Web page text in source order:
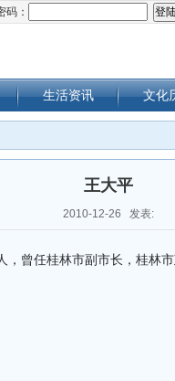
码：
生活资讯 文化
王大平
2010-12-26 发表:
，曾任桂林市副市长，桂林